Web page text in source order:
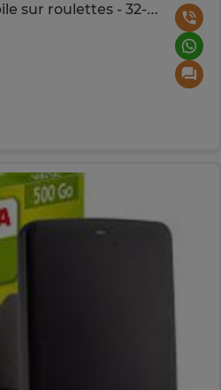
V-star Support Tv mobile sur roulettes - 32-75" pouces